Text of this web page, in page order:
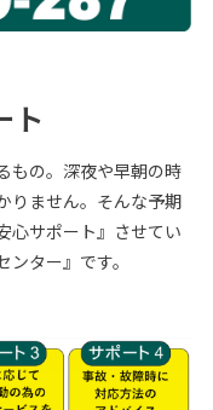
ト
もの。深夜や早朝の時
りません。そんな予期
心サポート』させてい
ター』です。